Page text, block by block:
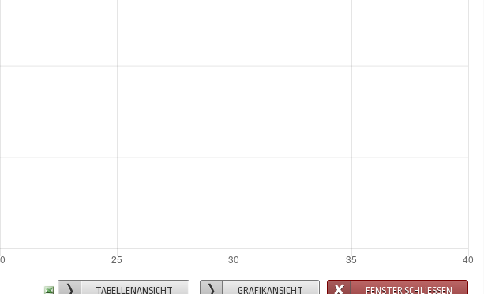
TABELLENANSICHT GRAFIKANSICHT FENSTER SCHLIESSEN